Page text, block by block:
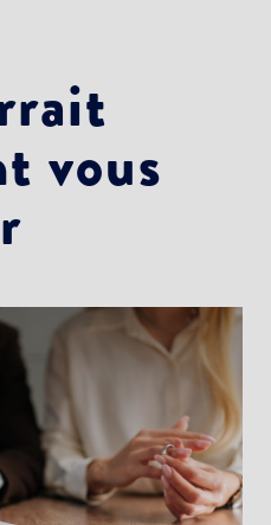
vous